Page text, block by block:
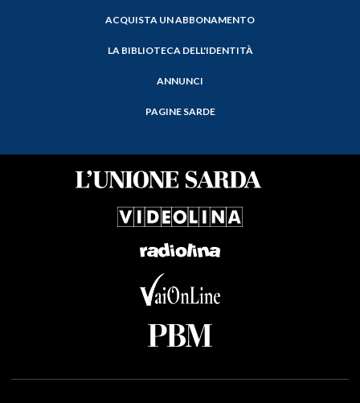
ACQUISTA UN ABBONAMENTO
LA BIBLIOTECA DELL'IDENTITÀ
ANNUNCI
PAGINE SARDE